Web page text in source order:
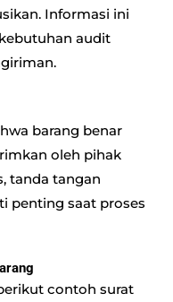
Informasi ini
audit
barang benar
oleh pihak
tanda tangan
penting saat proses
contoh surat